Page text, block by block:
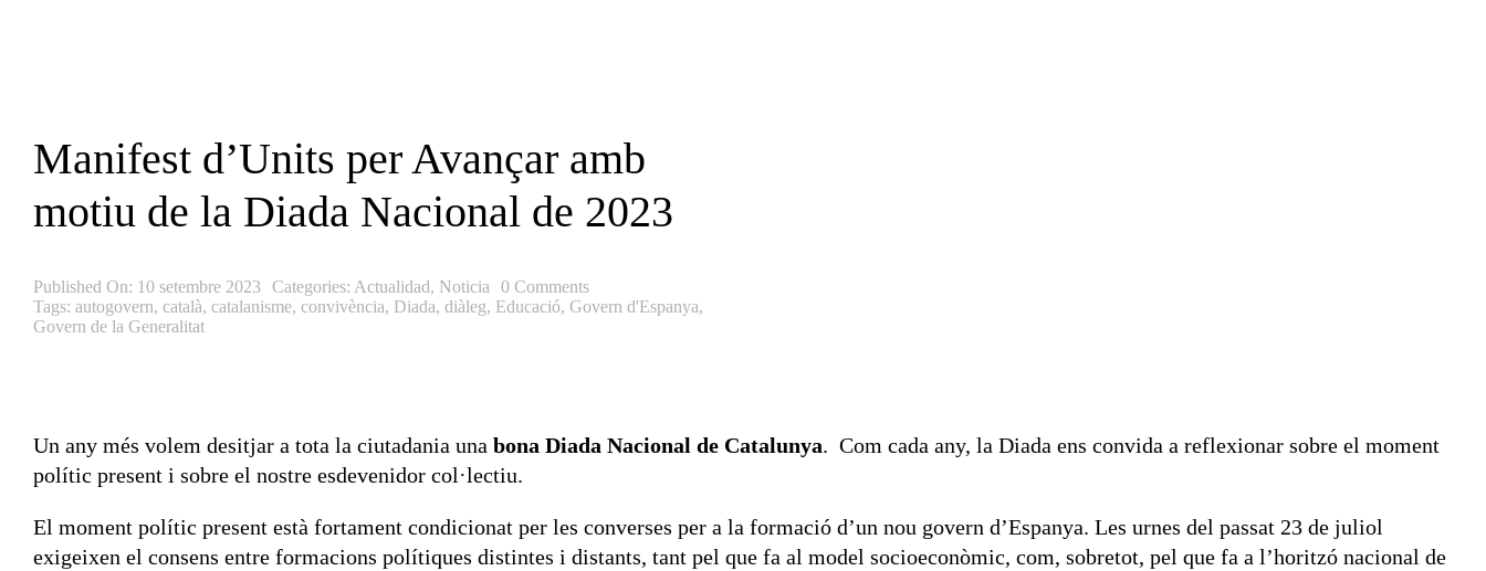
Manifest d’Units per Avançar amb
motiu de la Diada Nacional de 2023
Published On: 10 setembre 2023 Categories: Actualidad, Noticia
0 Comments
Tags: autogovern, català, catalanisme, convivència, Diada, diàleg, Educació, Govern d'Espanya,
Govern de la Generalitat
Un any més volem desitjar a tota la ciutadania una bona Diada Nacional de Catalunya. Com cada any, la Diada ens convida a reflexionar sobre el moment
polític present i sobre el nostre esdevenidor col·lectiu.
El moment polític present està fortament condicionat per les converses per a la formació d’un nou govern d’Espanya. Les urnes del passat 23 de juliol
exigeixen el consens entre formacions polítiques distintes i distants, tant pel que fa al model socioeconòmic, com, sobretot, pel que fa a l’horitzó nacional de